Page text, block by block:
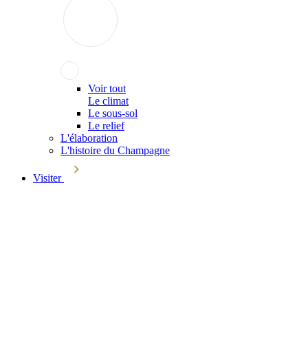
Voir tout
Le climat
Le sous-sol
Le relief
L'élaboration
L'histoire du Champagne
Visiter